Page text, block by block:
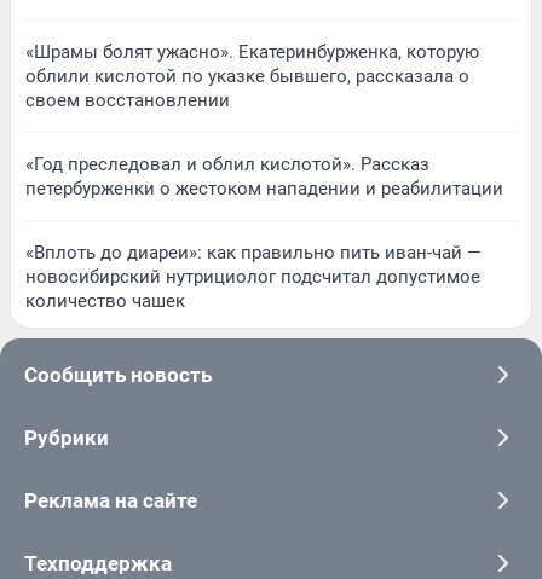
«Шрамы болят ужасно». Екатеринбурженка, которую
облили кислотой по указке бывшего, рассказала о
своем восстановлении
«Год преследовал и облил кислотой». Рассказ
петербурженки о жестоком нападении и реабилитации
«Вплоть до диареи»: как правильно пить иван-чай —
новосибирский нутрициолог подсчитал допустимое
количество чашек
Сообщить новость
Рубрики
Реклама на сайте
Техподдержка